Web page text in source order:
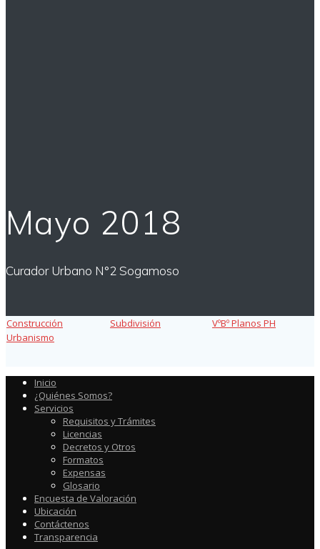
Mayo 2018
Curador Urbano N°2 Sogamoso
Construcción Subdivisión
VºBº Planos PH
Urbanismo
Inicio
¿Quiénes Somos?
Servicios
Requisitos y Trámites
Licencias
Decretos y Otros
Formatos
Expensas
Glosario
Encuesta de Valoración
Ubicación
Contáctenos
Transparencia